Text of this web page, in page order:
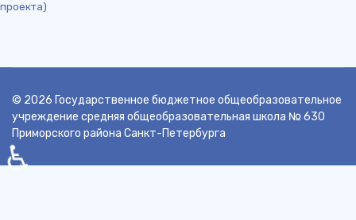
проекта)
© 2026 Государственное бюджетное общеобразовательное
учреждение средняя общеобразовательная школа № 630
Приморского района Санкт-Петербурга